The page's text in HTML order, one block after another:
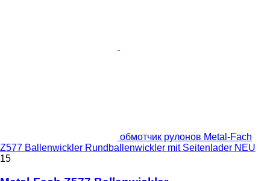
обмотчик рулонов Metal-Fach
Z577 Ballenwickler Rundballenwickler mit Seitenlader NEU
15